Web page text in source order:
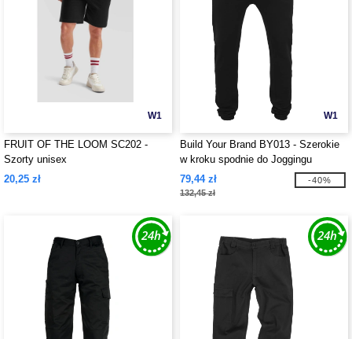
W1
FRUIT OF THE LOOM SC202 -
Szorty unisex
20,25 zł
W1
Build Your Brand BY013 - Szerokie
w kroku spodnie do Joggingu
79,44 zł
132,45 zł
-40%